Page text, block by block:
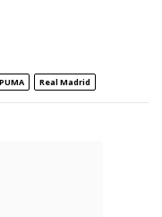
PUMA Real Madrid